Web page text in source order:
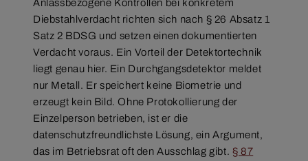
Anlassbezogene Kontrollen bei konkretem
Diebstahlverdacht richten sich nach § 26 Absatz 1
Satz 2 BDSG und setzen einen dokumentierten
Verdacht voraus. Ein Vorteil der Detektortechnik
liegt genau hier. Ein Durchgangsdetektor meldet
nur Metall. Er speichert keine Biometrie und
erzeugt kein Bild. Ohne Protokollierung der
Einzelperson betrieben, ist er die
datenschutzfreundlichste Lösung, ein Argument,
das im Betriebsrat oft den Ausschlag gibt. § 87